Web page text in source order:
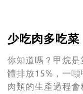
少吃肉多吃
你知道嗎？甲烷
體排放15%，一噸
肉類的生產過程會